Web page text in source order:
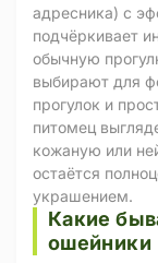
адресника) с
подчёркивает
обычную
выбирают для
прогулок и
питомец
кожаную или
остаётся
украшением.
Какие
ошейники